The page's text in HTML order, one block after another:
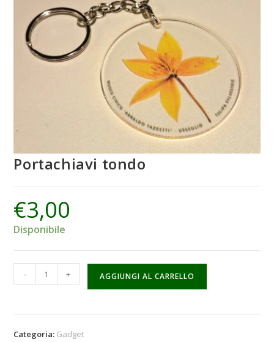
Portachiavi tondo
€3,00
Disponibile
- + AGGIUNGI AL CARRELLO
Categoria: Gadget